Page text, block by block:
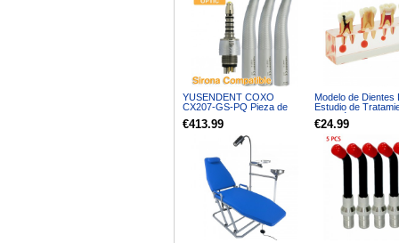
YUSENDENT COXO
CX207-GS-PQ Pieza de
óptica Sirona Compatible
(Acoplamiento x1 + turbina
€413.99
Modelo de Dientes
Estudio de
Endodóntico en 4
Modelo de
€24.99